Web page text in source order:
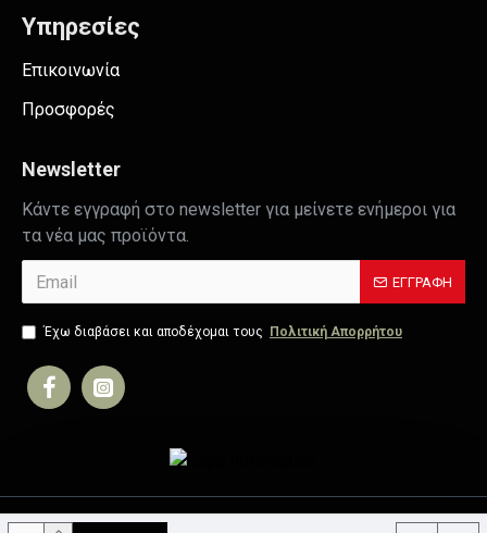
Υπηρεσίες
Επικοινωνία
Προσφορές
Newsletter
Κάντε εγγραφή στο newsletter για μείνετε ενήμεροι για
τα νέα μας προϊόντα.
ΕΓΓΡΑΦΉ
Έχω διαβάσει και αποδέχομαι τους Πολιτική Απορρήτου